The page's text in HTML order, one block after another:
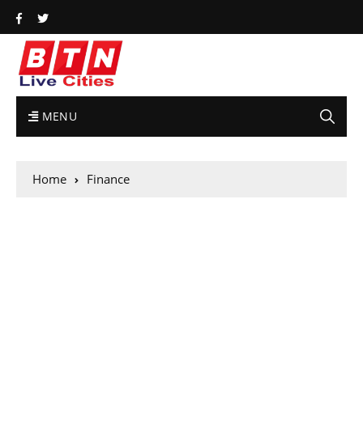
MENU
Home Finance